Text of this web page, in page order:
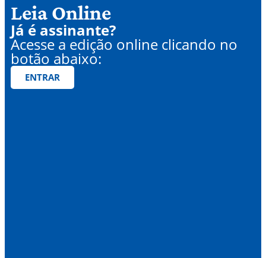
Leia Online
Já é assinante?
Acesse a edição online clicando no
botão abaixo:
ENTRAR